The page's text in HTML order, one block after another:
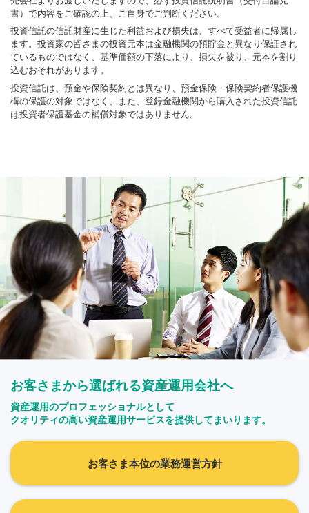
書）で内容をご確認の上、ご自身でご判断ください。
投資信託の信託財産に生じた利益および損失は、すべて受益者に帰属し
ます。投資家の皆さまの投資元本は金融機関の預貯金と異なり保証され
ているものではなく、基準価額の下落により、損失を被り、元本を割り
込むおそれがあります。
投資信託は、預金や保険契約とは異なり、預金保険・保険契約者保護機
構の保護の対象ではなく、また、登録金融機関から購入された投資信託
は投資者保護基金の補償対象ではありません。
お客さまから選ばれる資産運用会社へ
資産運用のプロフェッショナルとして
クオリティの高い資産運用サービスを提供してまいります。
お客さま本位の業務運営方針